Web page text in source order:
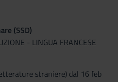
(SSD)
- LINGUA FRANCESE
straniere) dal 16 feb